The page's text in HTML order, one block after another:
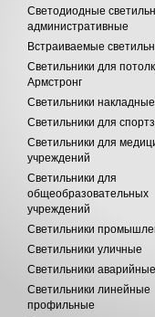
Светодиодные
административные
Встраиваемые
Светильники для
Армстронг
Светильники накладные
Светильники для
Светильники для
учреждений
Светильники для
общеобразовательных
учреждений
Светильники
Светильники уличные
Светильники аварийные
Светильники линейные
профильные